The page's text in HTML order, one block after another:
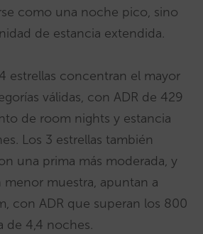
como una noche pico, sino
de estancia extendida.
estrellas concentran el mayor
válidas, con ADR de 429
de room nights y estancia
Los 3 estrellas también
una prima más moderada, y
menor muestra, apuntan a
con ADR que superan los 800
de 4,4 noches.